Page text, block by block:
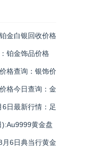
金白银回收价格
铂金饰品价格
格查询：银饰价
格今日查询：金
日最新行情：足
黄金盘
6日典当行黄金